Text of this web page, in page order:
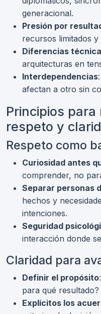
generacional.
Presión por
recursos limitados
Diferencias
arquitecturas en
Interdependencias
afectan a otro sin
Principios
respeto y
Respeto como
Curiosidad antes
comprender, no
Separar personas
hechos y
intenciones.
Seguridad
interacción donde
Claridad para
Definir el propósito
para qué resultado?
Explícitos los